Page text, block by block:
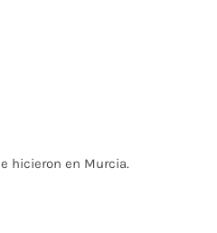
hicieron en Murcia.